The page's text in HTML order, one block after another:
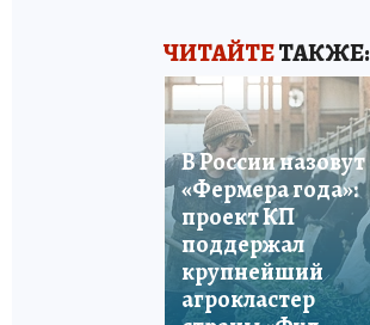
ЧИТАЙТЕТАКЖЕ:
В России назовут
«Фермера года»:
проект КП
поддержал
крупнейший
агрокластер